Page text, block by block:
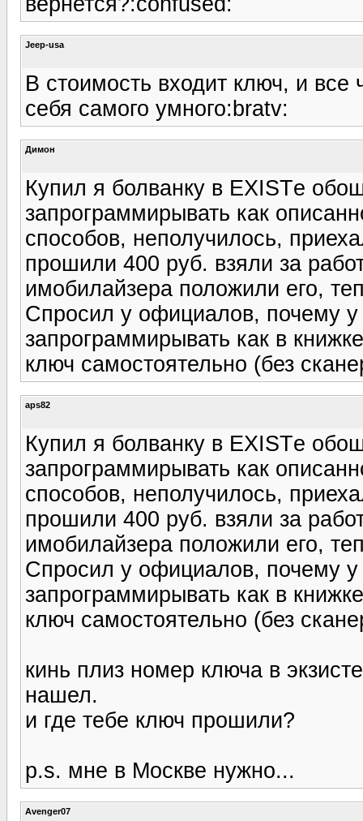
Jeep-usa
В стоимость входит ключ, и все
себя самого умного:bratv:
Димон
Купил я болванку в EXISTе
запрограммирывать как
способов, неполучилось,
прошили 400 руб. взяли за
имобилайзера положили его,
Спросил у официалов, почему
запрограммирывать как в
ключ самостоятельно (без
aps82
Купил я болванку в EXISTе
запрограммирывать как
способов, неполучилось,
прошили 400 руб. взяли за
имобилайзера положили его,
Спросил у официалов, почему
запрограммирывать как в
ключ самостоятельно (без
кинь плиз номер ключа в
нашел.
и где тебе ключ прошили?
p.s. мне в Москве нужно...
Avenger07